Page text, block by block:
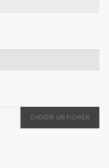
CHOISIR UN FICHIER